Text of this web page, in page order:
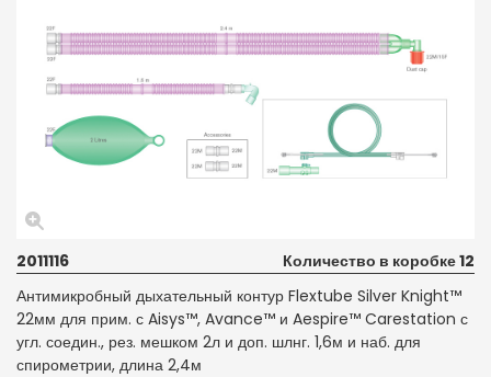
2011116
Количество в коробке 12
Антимикробный дыхательный контур Flextube Silver Knight™
22мм для прим. с Aisys™, Avance™ и Aespire™ Carestation с
угл. соедин., рез. мешком 2л и доп. шлнг. 1,6м и наб. для
спирометрии, длина 2,4м